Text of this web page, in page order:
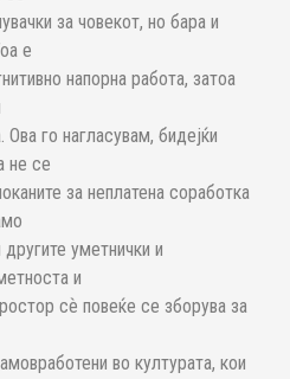
за човекот, но бара и
е
напорна работа, затоа
го нагласувам, бидејќи
не се
за неплатена соработка
уметнички и
и
сѐ повеќе се зборува за
во културата, кои